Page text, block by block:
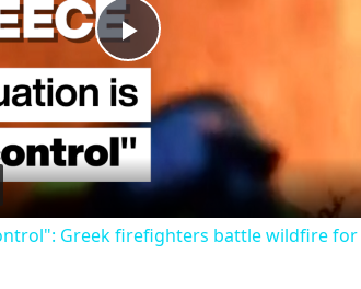
Play
Video
Greek firefighters battle wildfire